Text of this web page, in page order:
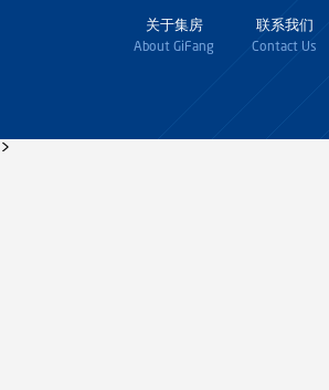
关于集房
About GiFang
联系我们
Contact Us
>